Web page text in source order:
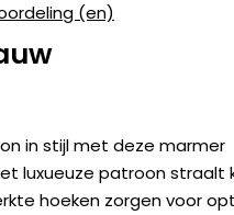
(en)
in stijl met deze marmer
luxueuze patroon straalt
hoeken zorgen voor